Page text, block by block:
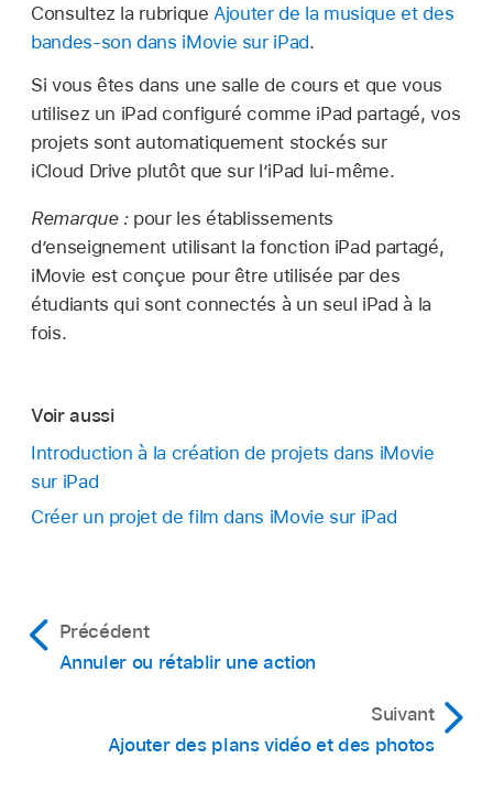
Consultez la rubrique Ajouter de la musique et des
bandes-son dans iMovie sur iPad.
Si vous êtes dans une salle de cours et que vous
utilisez un iPad configuré comme iPad partagé, vos
projets sont automatiquement stockés sur
iCloud Drive plutôt que sur l’iPad lui-même.
Remarque : pour les établissements
d’enseignement utilisant la fonction iPad partagé,
iMovie est conçue pour être utilisée par des
étudiants qui sont connectés à un seul iPad à la
fois.
Voir aussi
Introduction à la création de projets dans iMovie
sur iPad
Créer un projet de film dans iMovie sur iPad
Précédent
Annuler ou rétablir une action
Suivant
Ajouter des plans vidéo et des photos